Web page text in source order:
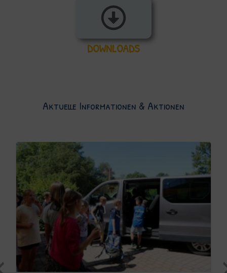
DOWNLOADS
Aktuelle Informationen & Aktionen